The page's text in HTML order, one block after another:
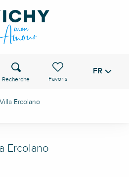
Voir les favoris
Recherche FR
Ercolano
Ercolano